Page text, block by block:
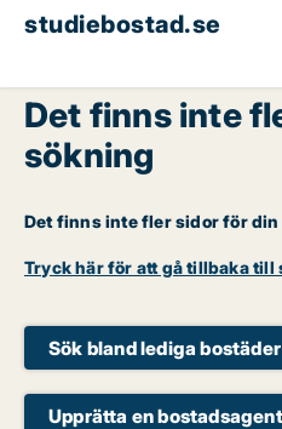
studiebostad.se
Det finns inte
sökning
Det finns inte fler sidor för
Tryck här för att gå tillbaka till
Sök bland lediga bostäder
Upprätta en bostadsagent